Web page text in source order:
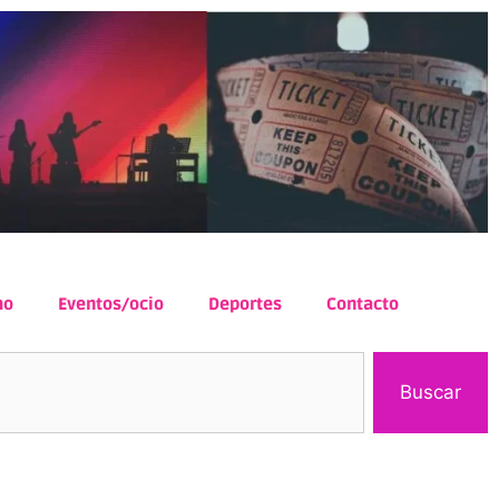
Eventos/ocio Deportes Contacto
Buscar